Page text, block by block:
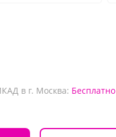
в г. Москва: Бесплатно